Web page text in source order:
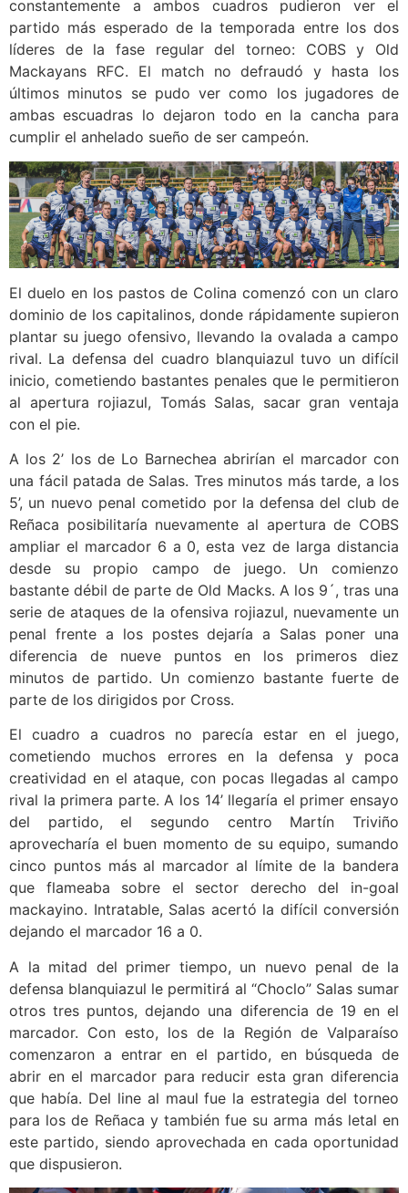
constantemente a ambos cuadros pudieron ver el
partido más esperado de la temporada entre los dos
líderes de la fase regular del torneo: COBS y Old
Mackayans RFC. El match no defraudó y hasta los
últimos minutos se pudo ver como los jugadores de
ambas escuadras lo dejaron todo en la cancha para
cumplir el anhelado sueño de ser campeón.
El duelo en los pastos de Colina comenzó con un claro
dominio de los capitalinos, donde rápidamente supieron
plantar su juego ofensivo, llevando la ovalada a campo
rival. La defensa del cuadro blanquiazul tuvo un difícil
inicio, cometiendo bastantes penales que le permitieron
al apertura rojiazul, Tomás Salas, sacar gran ventaja
con el pie.
A los 2’ los de Lo Barnechea abrirían el marcador con
una fácil patada de Salas. Tres minutos más tarde, a los
5’, un nuevo penal cometido por la defensa del club de
Reñaca posibilitaría nuevamente al apertura de COBS
ampliar el marcador 6 a 0, esta vez de larga distancia
desde su propio campo de juego. Un comienzo
bastante débil de parte de Old Macks. A los 9´, tras una
serie de ataques de la ofensiva rojiazul, nuevamente un
penal frente a los postes dejaría a Salas poner una
diferencia de nueve puntos en los primeros diez
minutos de partido. Un comienzo bastante fuerte de
parte de los dirigidos por Cross.
El cuadro a cuadros no parecía estar en el juego,
cometiendo muchos errores en la defensa y poca
creatividad en el ataque, con pocas llegadas al campo
rival la primera parte. A los 14’ llegaría el primer ensayo
del partido, el segundo centro Martín Triviño
aprovecharía el buen momento de su equipo, sumando
cinco puntos más al marcador al límite de la bandera
que flameaba sobre el sector derecho del in-goal
mackayino. Intratable, Salas acertó la difícil conversión
dejando el marcador 16 a 0.
A la mitad del primer tiempo, un nuevo penal de la
defensa blanquiazul le permitirá al “Choclo” Salas sumar
otros tres puntos, dejando una diferencia de 19 en el
marcador. Con esto, los de la Región de Valparaíso
comenzaron a entrar en el partido, en búsqueda de
abrir en el marcador para reducir esta gran diferencia
que había. Del line al maul fue la estrategia del torneo
para los de Reñaca y también fue su arma más letal en
este partido, siendo aprovechada en cada oportunidad
que dispusieron.